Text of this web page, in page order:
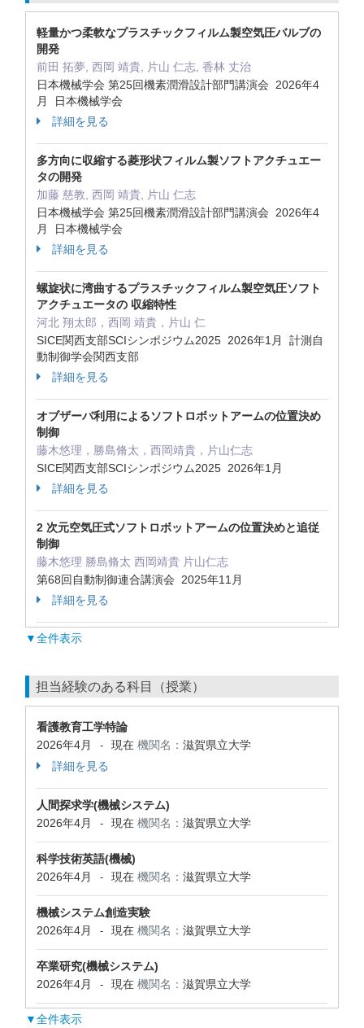
軽量かつ柔軟なプラスチックフィルム製空気圧バルブの
開発
前⽥ 拓夢, ⻄岡 靖貴, ⽚⼭ 仁志, ⾹林 丈治
日本機械学会 第25回機素潤滑設計部門講演会 2026年4
月 日本機械学会
詳細を見る
多⽅向に収縮する菱形状フィルム製ソフトアクチュエー
タの開発
加藤 慈教, ⻄岡 靖貴, ⽚⼭ 仁志
日本機械学会 第25回機素潤滑設計部門講演会 2026年4
月 日本機械学会
詳細を見る
螺旋状に湾曲するプラスチックフィルム製空気圧ソフト
アクチュエータの 収縮特性
河北 翔太郎，西岡 靖貴，片山 仁
SICE関西支部SCIシンポジウム2025 2026年1月 計測自
動制御学会関西支部
詳細を見る
オブザーバ利用によるソフトロボットアームの位置決め
制御
藤木悠理，勝島脩太，西岡靖貴，片山仁志
SICE関西支部SCIシンポジウム2025 2026年1月
詳細を見る
2 次元空気圧式ソフトロボットアームの位置決めと追従
制御
藤木悠理 勝島脩太 西岡靖貴 片山仁志
第68回自動制御連合講演会 2025年11月
詳細を見る
▼全件表示
担当経験のある科目（授業）
看護教育工学特論
2026年4月
- 現在 機関名： 滋賀県立大学
詳細を見る
人間探求学(機械システム)
2026年4月
- 現在 機関名： 滋賀県立大学
科学技術英語(機械)
2026年4月
- 現在 機関名： 滋賀県立大学
機械システム創造実験
2026年4月
- 現在 機関名： 滋賀県立大学
卒業研究(機械システム)
2026年4月
- 現在 機関名： 滋賀県立大学
▼全件表示